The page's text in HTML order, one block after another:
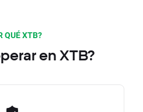
QUÉ XTB?
en XTB?